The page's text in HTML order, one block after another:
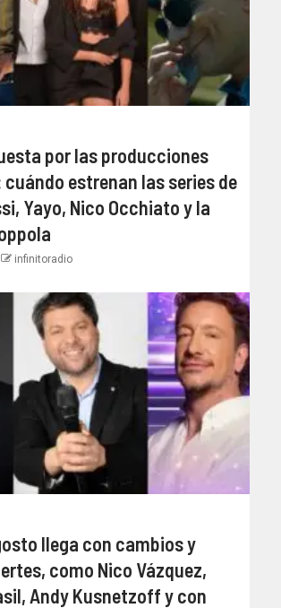
por las producciones
estrenan las series de
Yayo, Nico Occhiato y la
infinitoradio
llega con cambios y
como Nico Vázquez,
Andy Kusnetzoff y con